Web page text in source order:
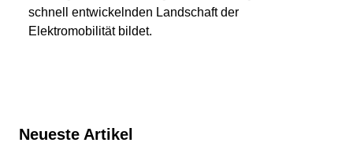
schnell entwickelnden Landschaft der
Elektromobilität bildet.
Neueste Artikel